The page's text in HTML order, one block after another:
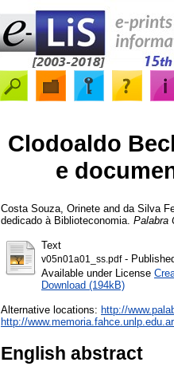
Clodoaldo
e
Costa Souza, Orinete and da Silva
dedicado à Biblioteconomia. Palabra
Text
v05n01a01_ss.pdf-
Available under License
Download (194kB)
Alternative locations: http://
http://
English abstract